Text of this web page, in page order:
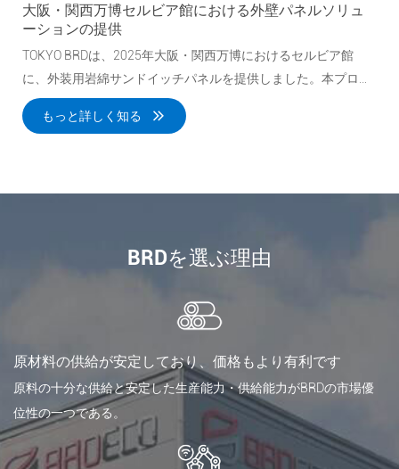
大阪・関西万博セルビア館における外壁パネルソリュ
ーションの提供
TOKYO BRDは、2025年大阪・関西万博におけるセルビア館
に、外装用岩綿サンドイッチパネルを提供しました。本プロジ
ェクトでは、独特な曲線デザインに対応する曲面パネルと高精
度の平面パネルを組み合わせ、建築美と耐火性能を両立してい
もっと詳しく知る
BRDを選ぶ理由
原材料の供給が安定しており、価格もより有利です
原料の十分な供給と安定した生産能力・供給能力がBRDの市場優
位性の一つである。